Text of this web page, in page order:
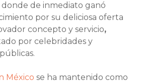
donde de inmediato ganó
por su deliciosa oferta
concepto y servicio,
por celebridades y
México se ha mantenido como